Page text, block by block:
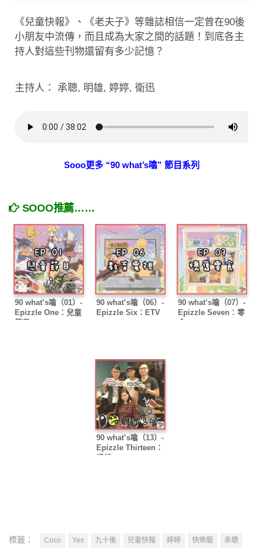
《兒童快報》、《老夫子》等雜誌相信一定曾在90後
小朋友中流傳，而且成為大家之間的話題！到底各主
持人對這些刊物還留有多少記憶？
主持人： 承聰, 明雄, 婷婷, 衛迅
Sooo更多 “90 what’s噏” 節目系列
SOOO推薦……
90 what’s噏（01）-
Epizzle One：兒童
節目
90 what’s噏（06）-
Epizzle Six：ETV
90 what’s噏（07）-
Epizzle Seven：零
食
90 what’s噏（13）-
Epizzle Thirteen：
總結
標籤： Coco Yes 九十後 兒童快報 婷婷 快樂龍
承聰